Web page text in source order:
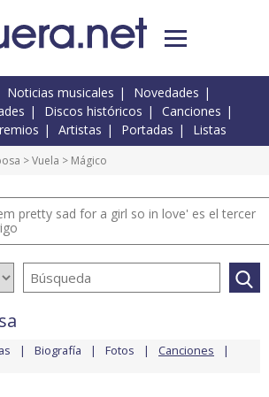
Noticias musicales
Novedades
Discos históricos
Canciones
Artistas Portadas Listas
>Vuela > Mágico
pretty sad for a girl so in love' es el tercer
Biografía Fotos Canciones